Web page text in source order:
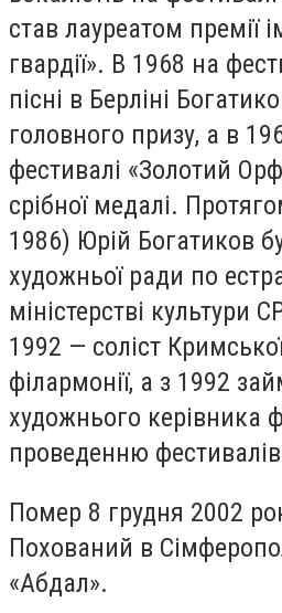
став лауреатом премії
гвардії». В 1968 на
пісні в Берліні
головного призу, а в
фестивалі «Золотий
срібної медалі.
1986) Юрій Богатиков
художньої ради по
міністерстві культури
1992 — соліст
філармонії, а з 1992
художнього керівника
проведенню фестивалів
Помер 8 грудня 2002
Похований в
«Абдал».